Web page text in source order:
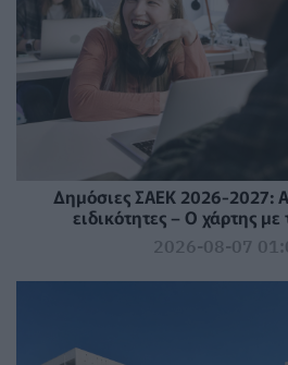
Δημόσιες ΣΑΕΚ 2026-2027:
ειδικότητες – Ο χάρτης
2026-08-07